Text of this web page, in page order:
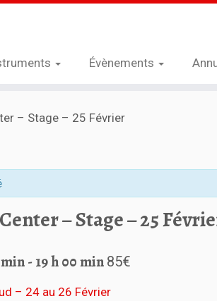
Évènements
– Stage – 25 Février
– Stage – 25
- 19 h 00 min 85€
– 24 au 26 Février